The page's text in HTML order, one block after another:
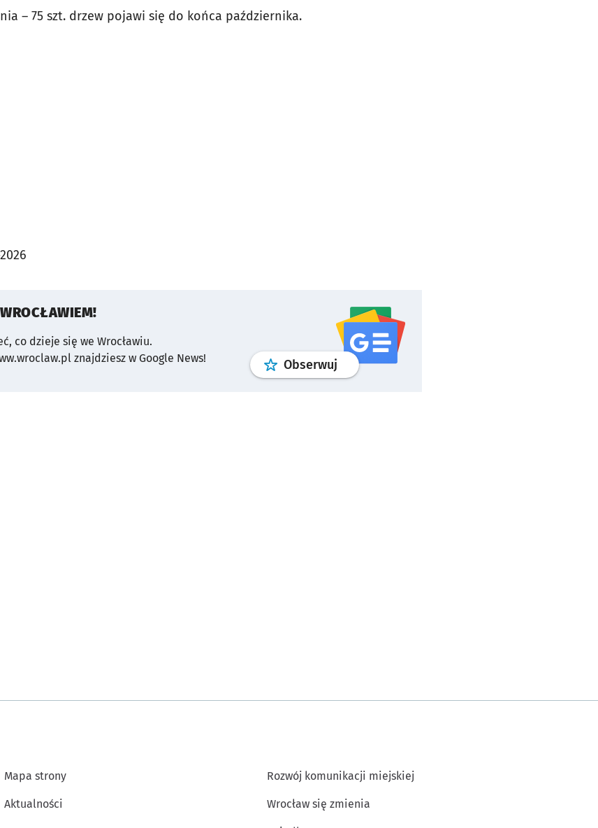
– 75 szt. drzew pojawi się do końca października.
co dzieje się we Wrocławiu.
znajdziesz w Google News!
Obserwuj profilgoogle news
Mapa strony
Aktualności
Rozwój komunikacji miejskiej
Wrocław się zmienia